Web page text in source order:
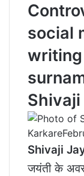
social
Karkare
Shivaji
जयंती के